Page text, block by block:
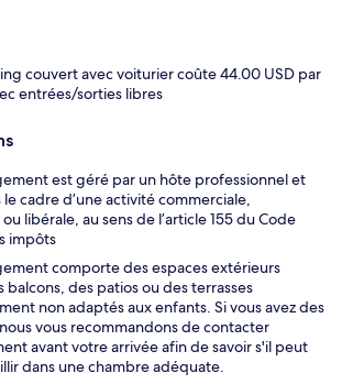
couvert avec voiturier coûte 44.00 USD par
entrées/sorties libres
est géré par un hôte professionnel et
cadre d’une activité commerciale,
libérale, au sens de l’article 155 du Code
impôts
comporte des espaces extérieurs
balcons, des patios ou des terrasses
non adaptés aux enfants. Si vous avez des
vous recommandons de contacter
avant votre arrivée afin de savoir s'il peut
dans une chambre adéquate.